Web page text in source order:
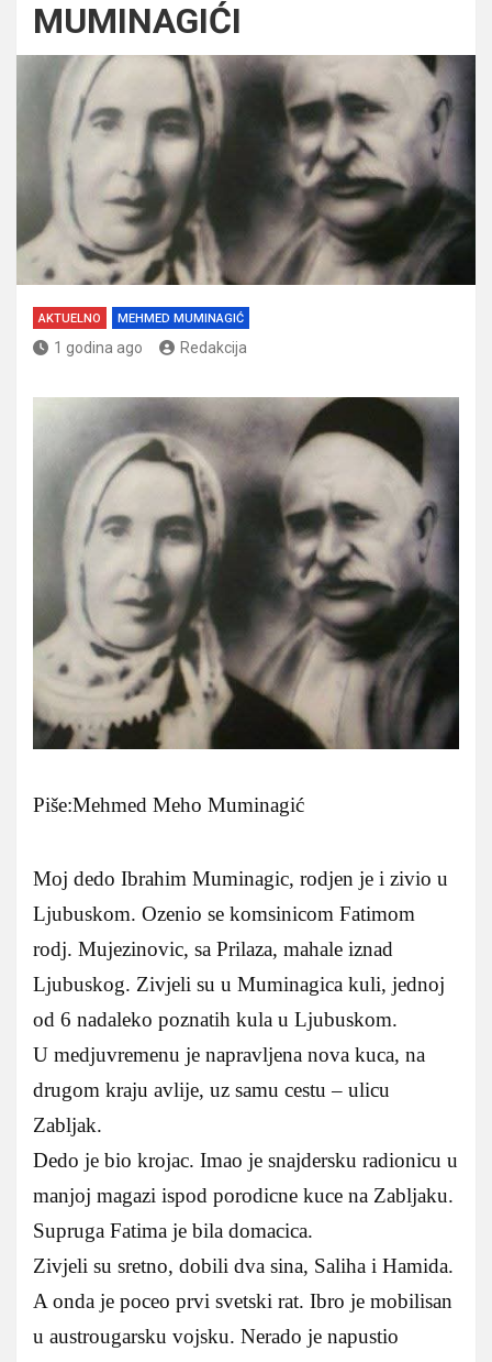
MUMINAGIĆI
AKTUELNO MEHMED MUMINAGIĆ
1 godina ago Redakcija
Piše:Mehmed Meho Muminagić
Moj dedo Ibrahim Muminagic, rodjen je i zivio u
Ljubuskom. Ozenio se komsinicom Fatimom
rodj. Mujezinovic, sa Prilaza, mahale iznad
Ljubuskog. Zivjeli su u Muminagica kuli, jednoj
od 6 nadaleko poznatih kula u Ljubuskom.
U medjuvremenu je napravljena nova kuca, na
drugom kraju avlije, uz samu cestu – ulicu
Zabljak.
Dedo je bio krojac. Imao je snajdersku radionicu u
manjoj magazi ispod porodicne kuce na Zabljaku.
Supruga Fatima je bila domacica.
Zivjeli su sretno, dobili dva sina, Saliha i Hamida.
A onda je poceo prvi svetski rat. Ibro je mobilisan
u austrougarsku vojsku. Nerado je napustio